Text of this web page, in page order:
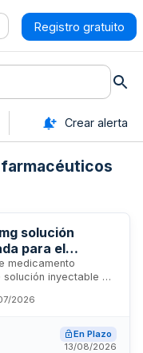
Registro gratuito
Crear alerta
solución
para el
Universitario
medicamento
inyectable en
de Farmacia del
Teruel. El contrato
Gerencia Sector de
sanitarias del
2026
En Plazo
13/08/2026